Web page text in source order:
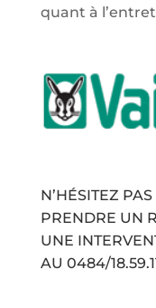
quant à
N’HÉSITEZ
PRENDRE UN
UNE
AU 0484/